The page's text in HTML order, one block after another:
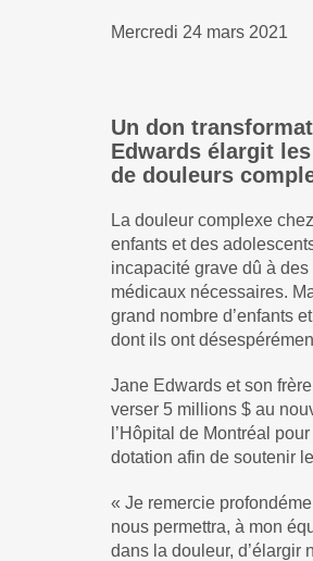
Mercredi 24 mars 2021
Un don
Edwards élargit
de douleurs
La douleur complexe
enfants et des
incapacité grave dû à
médicaux nécessaires.
grand nombre d’enfants
dont ils ont
Jane Edwards et son
verser 5 millions $ au
l’Hôpital de Montréal
dotation afin de soutenir
« Je remercie
nous permettra, à mon
dans la douleur, d’élargir